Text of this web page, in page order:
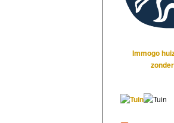
Immogo